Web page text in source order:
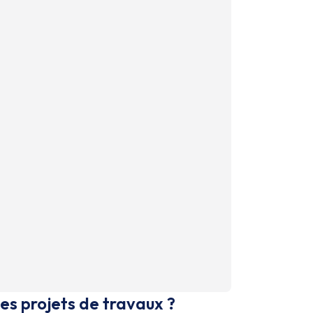
projets de travaux ?